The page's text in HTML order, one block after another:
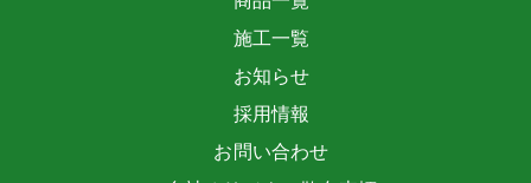
施工一覧
お知らせ
採用情報
お問い合わせ